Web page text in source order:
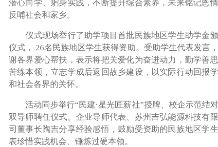
潜心向学、躬身实践，不断提升综合素养，未来铭记恩
反哺社会和家乡。
仪式现场举行了助学项目首批民族地区学生助学金
仪式， 26名民族地区学生获得资助。受助学生代表发言
谢各界爱心帮扶，表示将把关爱化为奋进动力，勤学善
苦练本领，立志学成后返 回故乡建设，以实际行动回报
和社会各界的关怀。
活动同步举行“民建·星光匠薪社”授牌、校企示范结对
双导师聘任仪式。企业导师代表、苏州吉弘能源科技有
司董事长陶吉分享经验感悟，鼓励受资助的民族地区学生
表珍惜实践机会、锤炼过硬本领。